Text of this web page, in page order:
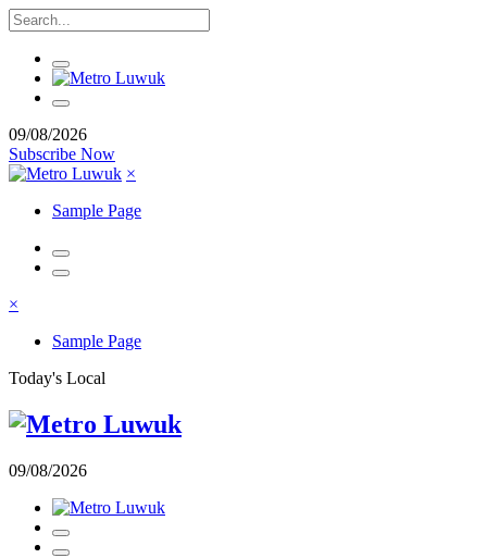
09/08/2026
Subscribe Now
×
Sample Page
×
Sample Page
Today's Local
09/08/2026